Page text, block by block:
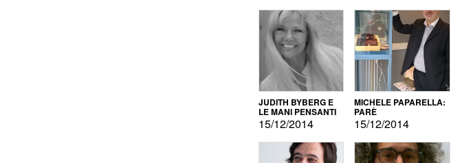
JUDITH BYBERG E
LE MANI PENSANTI
15/12/2014
MICHELE PAPARELLA:
PARÈ
15/12/2014